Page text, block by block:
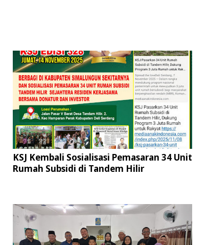
KSJ Kembali Sosialisasi Pemasaran 34 Unit
Rumah Subsidi di Tandem Hilir